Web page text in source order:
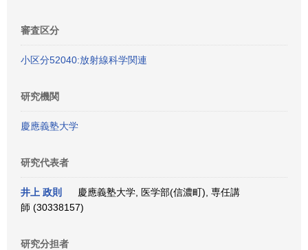
審査区分
小区分52040:放射線科学関連
研究機関
慶應義塾大学
研究代表者
井上 政則
慶應義塾大学, 医学部(信濃町), 専任講
師 (30338157)
研究分担者